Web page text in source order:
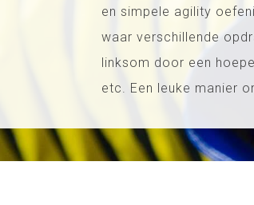
en simpele agility
waar verschillende
linksom door een
etc. Een leuke manier